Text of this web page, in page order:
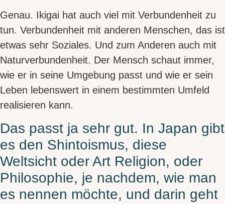
Genau. Ikigai hat auch viel mit Verbundenheit zu
tun. Verbundenheit mit anderen Menschen, das ist
etwas sehr Soziales. Und zum Anderen auch mit
Naturverbundenheit. Der Mensch schaut immer,
wie er in seine Umgebung passt und wie er sein
Leben lebenswert in einem bestimmten Umfeld
realisieren kann.
Das passt ja sehr gut. In Japan gibt
es den Shintoismus, diese
Weltsicht oder Art Religion, oder
Philosophie, je nachdem, wie man
es nennen möchte, und darin geht